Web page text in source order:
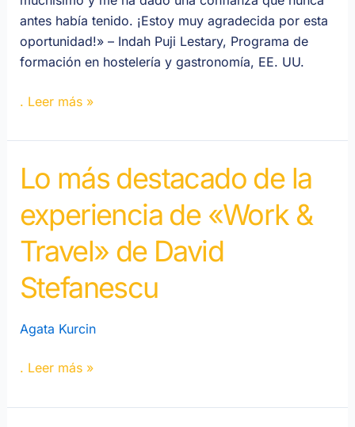
antes había tenido. ¡Estoy muy agradecida por esta
oportunidad!» – Indah Puji Lestary, Programa de
formación en hostelería y gastronomía, EE. UU.
. Leer más »
Lo más destacado de la
experiencia de «Work &
Travel» de David
Stefanescu
Agata Kurcin
Lo
más
destacado
experiencia
de
&
de
. Leer más »